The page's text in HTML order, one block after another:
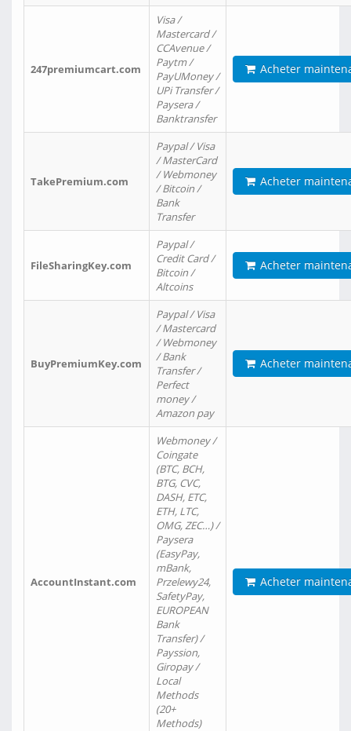
247premiumcart.com
Visa /
Mastercard /
CCAvenue /
Paytm /
PayUMoney /
UPi Transfer /
Paysera /
Banktransfer
Acheter
TakePremium.com
Paypal / Visa
/ MasterCard
/ Webmoney
/ Bitcoin /
Bank
Transfer
Acheter
FileSharingKey.com
Paypal /
Credit Card /
Bitcoin /
Altcoins
Acheter
BuyPremiumKey.com
Paypal / Visa
/ Mastercard
/ Webmoney
/ Bank
Transfer /
Perfect
money /
Amazon pay
Acheter
AccountInstant.com
Webmoney /
Coingate
(BTC, BCH,
BTG, CVC,
DASH, ETC,
ETH, LTC,
OMG, ZEC…) /
Paysera
(EasyPay,
mBank,
Przelewy24,
SafetyPay,
EUROPEAN
Bank
Transfer) /
Payssion,
Giropay /
Local
Methods
(20+
Methods)
Acheter